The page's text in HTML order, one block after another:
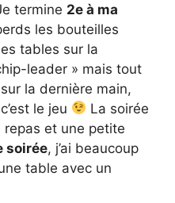
termine 2e à ma
les bouteilles
tables sur la
leader » mais tout
la dernière main,
le jeu
La soirée
et une petite
soirée, j’ai beaucoup
table avec un